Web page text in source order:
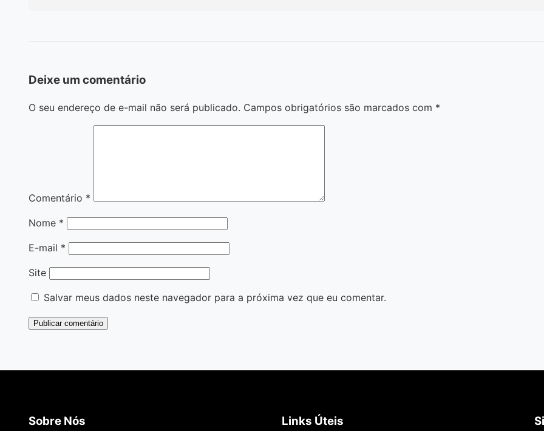
Deixe um comentário
O seu endereço de e-mail não será publicado. Campos obrigatórios são marcados com *
Comentário *
Nome *
E-mail *
Site
Salvar meus dados neste navegador para a próxima vez que eu comentar.
Sobre Nós Links Úteis